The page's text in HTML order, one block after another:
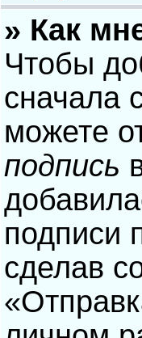
» Как
Чтобы
сначала
можете
подпись
подписи
сделав